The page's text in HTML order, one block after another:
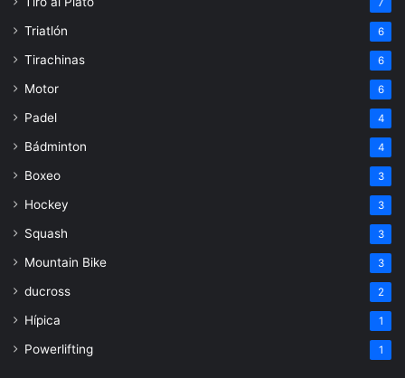
7
Triatlón 6
Tirachinas 6
Motor 6
Padel 4
Bádminton 4
Boxeo 3
Hockey 3
Squash 3
Mountain Bike 3
ducross 2
Hípica 1
Powerlifting 1